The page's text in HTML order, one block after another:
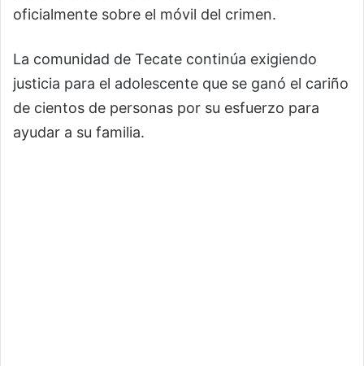
oficialmente sobre el móvil del crimen.
La comunidad de Tecate continúa exigiendo
justicia para el adolescente que se ganó el cariño
de cientos de personas por su esfuerzo para
ayudar a su familia.